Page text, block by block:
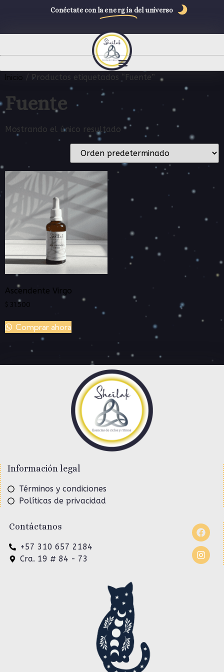
Conéctate con la energía del universo
Inicio / Productos etiquetados “Fuente”
Fuente
Mostrando el único resultado
Ascendente Virgo
$ 31.500
Comprar ahora
Información legal
Términos y condiciones
Políticas de privacidad
Contáctanos
+57 310 657 2184
Cra. 19 # 84 - 73